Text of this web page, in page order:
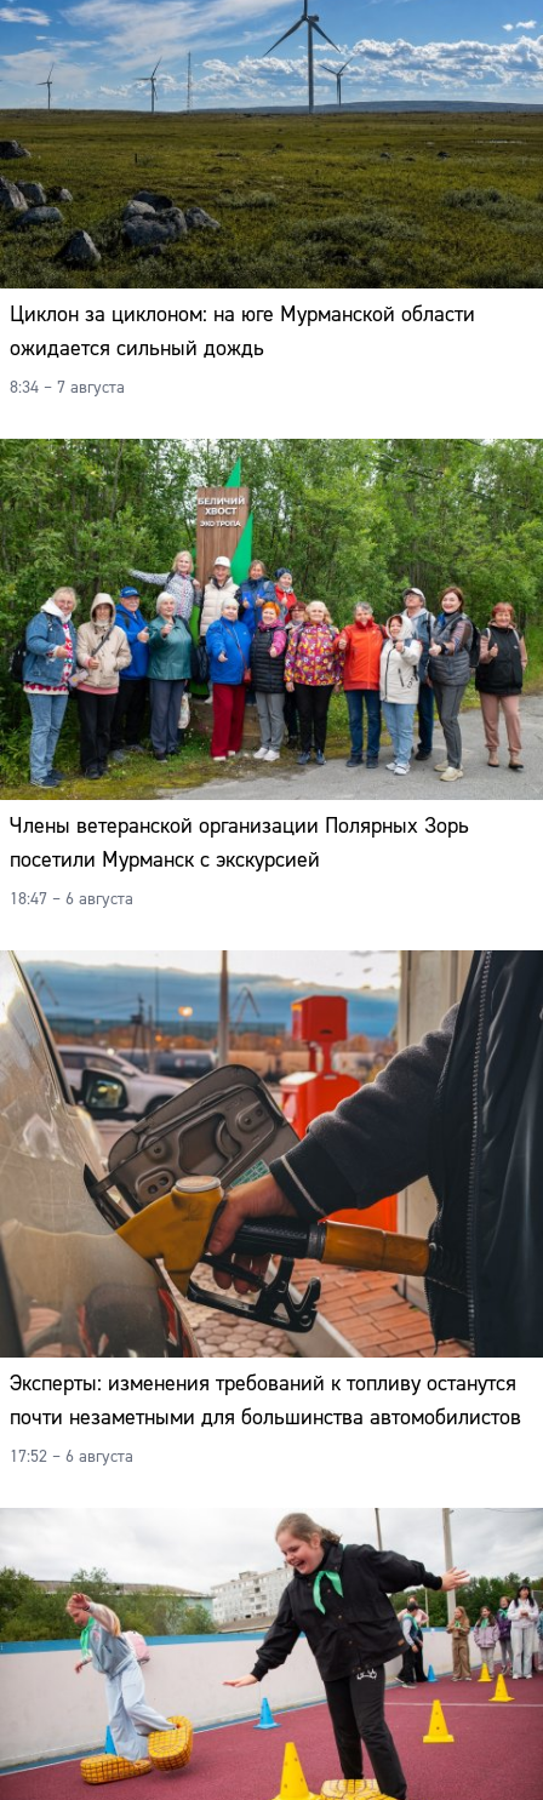
Циклон за циклоном: на юге Мурманской области
ожидается сильный дождь
8:34 – 7 августа
Члены ветеранской организации Полярных Зорь
посетили Мурманск с экскурсией
18:47 – 6 августа
Эксперты: изменения требований к топливу останутся
почти незаметными для большинства автомобилистов
17:52 – 6 августа